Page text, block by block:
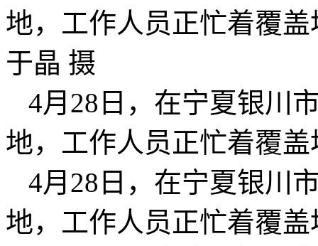
地，工作人员正忙着覆
于晶 摄
4月28日，在宁夏银川
地，工作人员正忙着覆盖
4月28日，在宁夏银川
地，工作人员正忙着覆盖